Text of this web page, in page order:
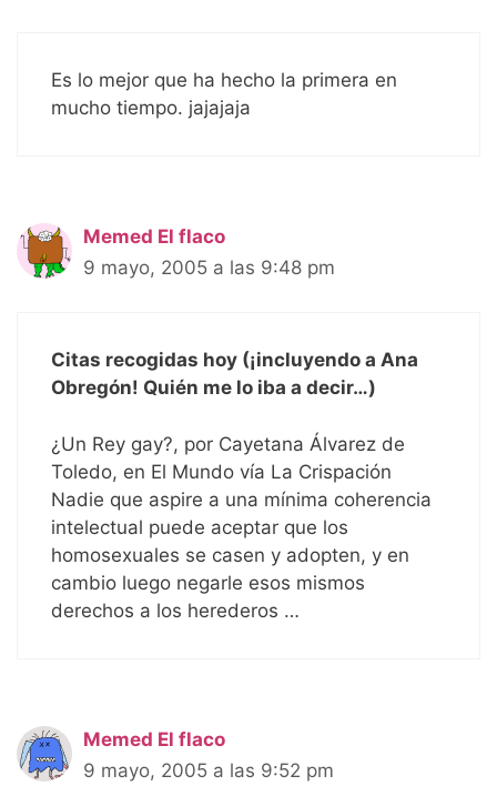
Es lo mejor que ha hecho la primera en
mucho tiempo. jajajaja
Memed El flaco
9 mayo, 2005 a las 9:48 pm
Citas recogidas hoy (¡incluyendo a Ana
Obregón! Quién me lo iba a decir…)
¿Un Rey gay?, por Cayetana Álvarez de
Toledo, en El Mundo vía La Crispación
Nadie que aspire a una mínima coherencia
intelectual puede aceptar que los
homosexuales se casen y adopten, y en
cambio luego negarle esos mismos
derechos a los herederos …
Memed El flaco
9 mayo, 2005 a las 9:52 pm